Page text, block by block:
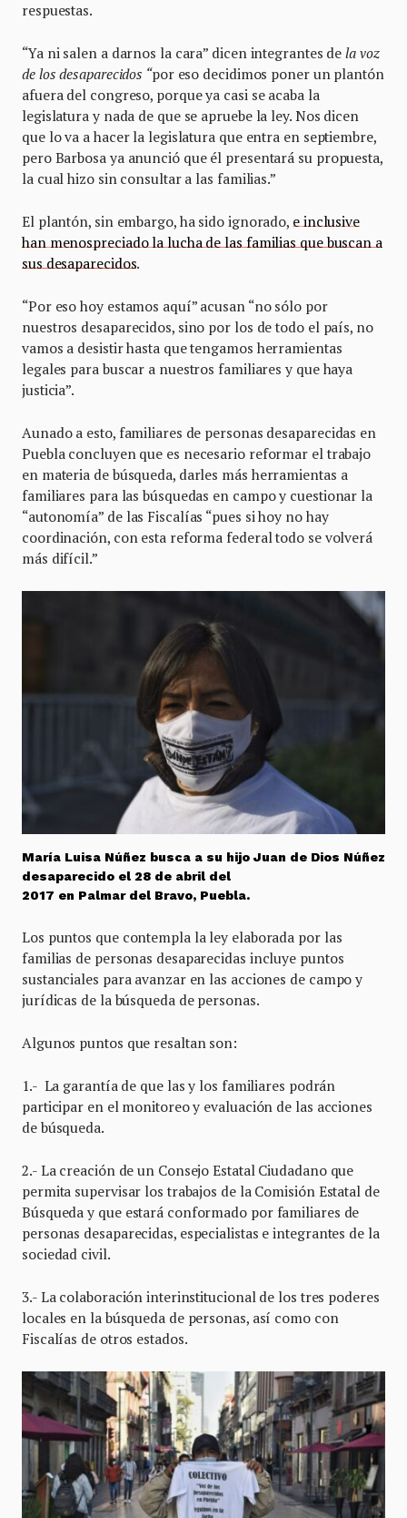
respuestas.
“Ya ni salen a darnos la cara” dicen integrantes dela voz
de los desaparecidos “por eso decidimos poner un plantón
afuera del congreso, porque ya casi se acaba la
legislatura y nada de que se apruebe la ley. Nos dicen
que lo va a hacer la legislatura que entra en septiembre,
pero Barbosa ya anunció que él presentará su propuesta,
la cual hizo sin consultar a las familias.”
El plantón, sin embargo, ha sido ignorado, e inclusive
han menospreciado la lucha de las familias que buscan a
sus desaparecidos.
“Por eso hoy estamos aquí” acusan “no sólo por
nuestros desaparecidos, sino por los de todo el país, no
vamos a desistir hasta que tengamos herramientas
legales para buscar a nuestros familiares y que haya
justicia”.
Aunado a esto, familiares de personas desaparecidas en
Puebla concluyen que es necesario reformar el trabajo
en materia de búsqueda, darles más herramientas a
familiares para las búsquedas en campo y cuestionar la
“autonomía” de las Fiscalías “pues si hoy no hay
coordinación, con esta reforma federal todo se volverá
más difícil.”
María Luisa Núñez busca a su hijo Juan de Dios Núñez
desaparecido el 28 de abril del
2017 en Palmar del Bravo, Puebla.
Los puntos que contempla la ley elaborada por las
familias de personas desaparecidas incluye puntos
sustanciales para avanzar en las acciones de campo y
jurídicas de la búsqueda de personas.
Algunos puntos que resaltan son:
1.- La garantía de que las y los familiares podrán
participar en el monitoreo y evaluación de las acciones
de búsqueda.
2.- La creación de un Consejo Estatal Ciudadano que
permita supervisar los trabajos de la Comisión Estatal de
Búsqueda y que estará conformado por familiares de
personas desaparecidas, especialistas e integrantes de la
sociedad civil.
3.- La colaboración interinstitucional de los tres poderes
locales en la búsqueda de personas, así como con
Fiscalías de otros estados.